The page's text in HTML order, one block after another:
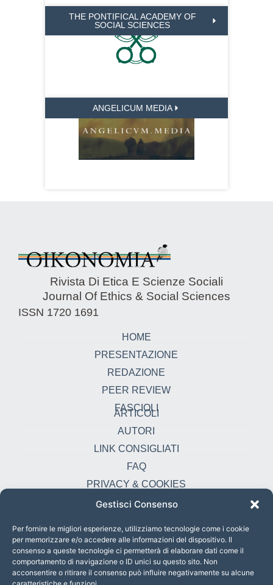
Gestisci Consenso
Per fornire le migliori esperienze, utilizziamo tecnologie come i cookie
per memorizzare e/o accedere alle informazioni del dispositivo. Il
consenso a queste tecnologie ci permetterà di elaborare dati come il
comportamento di navigazione o ID unici su questo sito. Non
acconsentire o ritirare il consenso può influire negativamente su alcune
THE PONTIFICAL ACADEMY OF
SOCIAL SCIENCES
ANGELICUM MEDIA
Rivista Di Etica E Scienze Sociali
Journal Of Ethics & Social Sciences
ISSN 1720 1691
HOME
PRESENTAZIONE
REDAZIONE
PEER REVIEW
FASCIOLI
ARTICOLI
AUTORI
LINK CONSIGLIATI
FAQ
PRIVACY & COOKIES
oikonomia@pust.it
+39 06 67 02 338
Largo Angelicum 1, 00184 Roma, Italia